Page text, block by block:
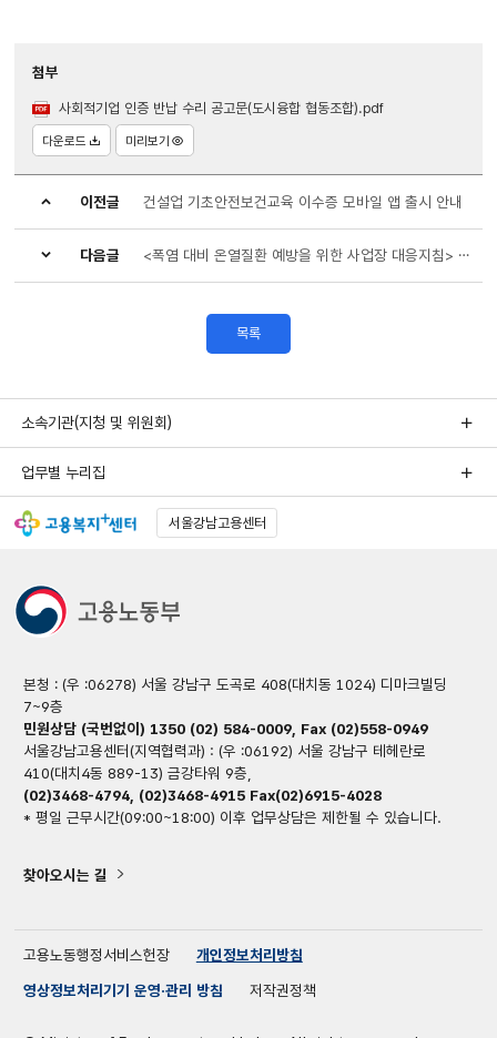
첨부
사회적기업 인증 반납 수리 공고문(도시융합 협동조합).pdf
다운로드 미리보기
이전글 건설업 기초안전보건교육 이수증 모바일 앱 출시 안내
다음글 <폭염 대비 온열질환 예방을 위한 사업장 대응지침> 안내
목록
소속기관(지청 및 위원회)
업무별 누리집
서울강남고용센터
본청 : (우 :06278) 서울 강남구 도곡로 408(대치동 1024) 디마크빌딩
7~9층
민원상담 (국번없이) 1350 (02) 584-0009, Fax (02)558-0949
서울강남고용센터(지역협력과) : (우 :06192) 서울 강남구 테헤란로
410(대치4동 889-13) 금강타워 9층,
(02)3468-4794, (02)3468-4915 Fax(02)6915-4028
* 평일 근무시간(09:00~18:00) 이후 업무상담은 제한될 수 있습니다.
찾아오시는 길
고용노동행정서비스헌장
개인정보처리방침
영상정보처리기기 운영·관리 방침
저작권정책